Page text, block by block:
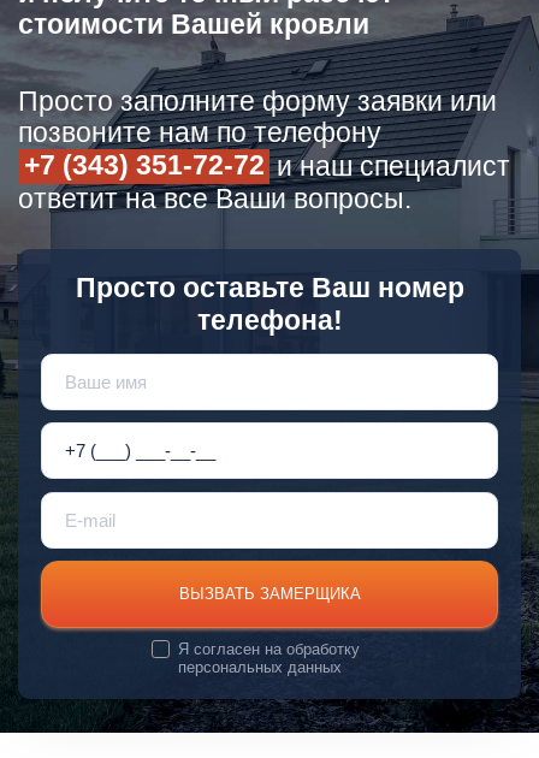
стоимости Вашей кровли
Просто заполните форму заявки или
позвоните нам по телефону
+7 (343) 351-72-72 и наш специалист
ответит на все Ваши вопросы.
Просто оставьте Ваш номер
телефона!
ВЫЗВАТЬ ЗАМЕРЩИКА
Я согласен наобработку
персональных данных